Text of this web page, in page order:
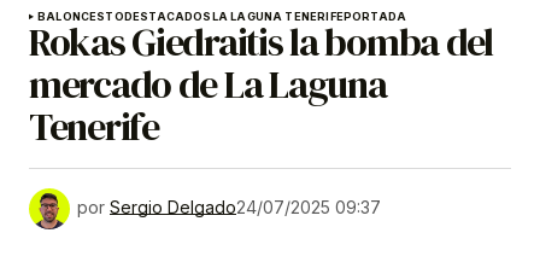
BALONCESTODESTACADOSLA LAGUNA TENERIFEPORTADA
Rokas Giedraitis la bomba del
mercado de La Laguna
Tenerife
por Sergio Delgado24/07/2025 09:37